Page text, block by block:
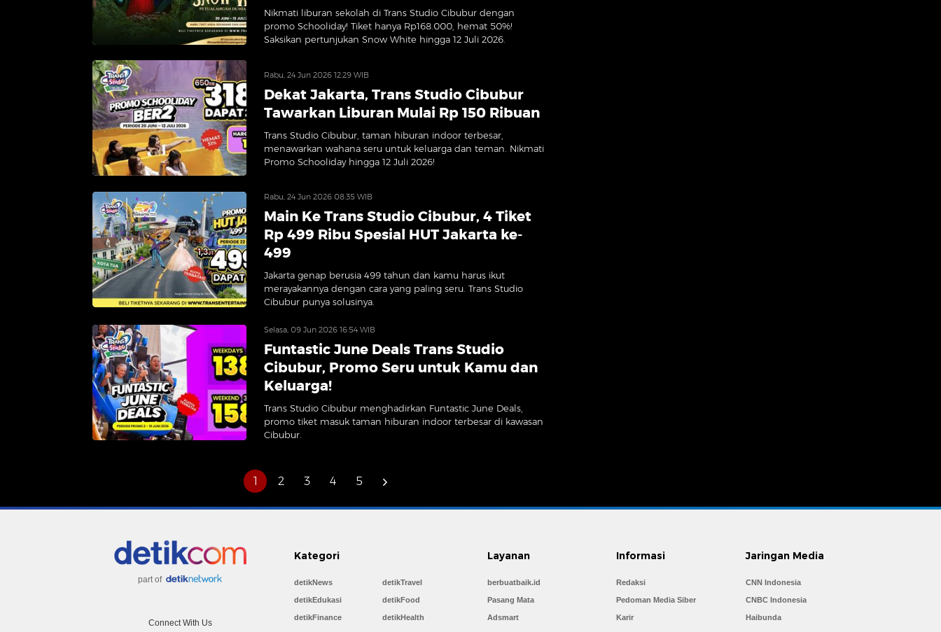
Nikmati liburan sekolah di Trans Studio Cibubur dengan
promo Schooliday! Tiket hanya Rp168.000, hemat 50%!
Saksikan pertunjukan Snow White hingga 12 Juli 2026.
Rabu, 24 Jun 2026 12:29 WIB
Dekat Jakarta, Trans Studio Cibubur
Tawarkan Liburan Mulai Rp 150 Ribuan
Trans Studio Cibubur, taman hiburan indoor terbesar,
menawarkan wahana seru untuk keluarga dan teman. Nikmati
Promo Schooliday hingga 12 Juli 2026!
Rabu, 24 Jun 2026 08:35 WIB
Main Ke Trans Studio Cibubur, 4 Tiket
Rp 499 Ribu Spesial HUT Jakarta ke-
499
Jakarta genap berusia 499 tahun dan kamu harus ikut
merayakannya dengan cara yang paling seru. Trans Studio
Cibubur punya solusinya.
Selasa, 09 Jun 2026 16:54 WIB
Funtastic June Deals Trans Studio
Cibubur, Promo Seru untuk Kamu dan
Keluarga!
Trans Studio Cibubur menghadirkan Funtastic June Deals,
promo tiket masuk taman hiburan indoor terbesar di kawasan
Cibubur.
1 2 3 4 5
part of
Connect With Us
Kategori
detikNews
detikEdukasi
detikFinance
detikTravel
detikFood
detikHealth
Layanan
berbuatbaik.id
Pasang Mata
Adsmart
Informasi
Redaksi
Pedoman Media Siber
Karir
Jaringan Media
CNN Indonesia
CNBC Indonesia
Haibunda